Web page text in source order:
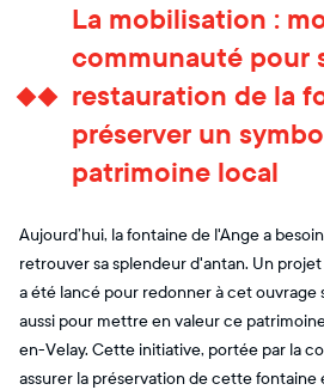
La mobilisation :
communauté pour
restauration de la
préserver un
patrimoine local
Aujourd’hui, la fontaine de l'Ange a
retrouver sa splendeur d'antan. Un
a été lancé pour redonner à cet ouvrage
aussi pour mettre en valeur ce
en-Velay. Cette initiative, portée par la
assurer la préservation de cette fontaine